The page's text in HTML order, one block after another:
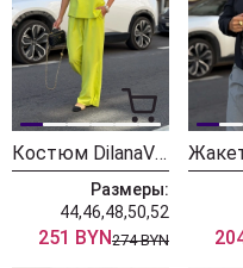
Костюм DilanaVIP 2144 лайм
Размеры:
44,46,48,50,52
251 BYN274 BYN